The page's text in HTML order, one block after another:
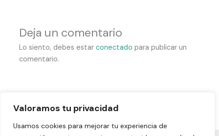
Valoramos tu privacidad
Usamos cookies para mejorar tu experiencia de
Deja un comentario
Lo siento, debes estarconectado para publicar un
comentario.